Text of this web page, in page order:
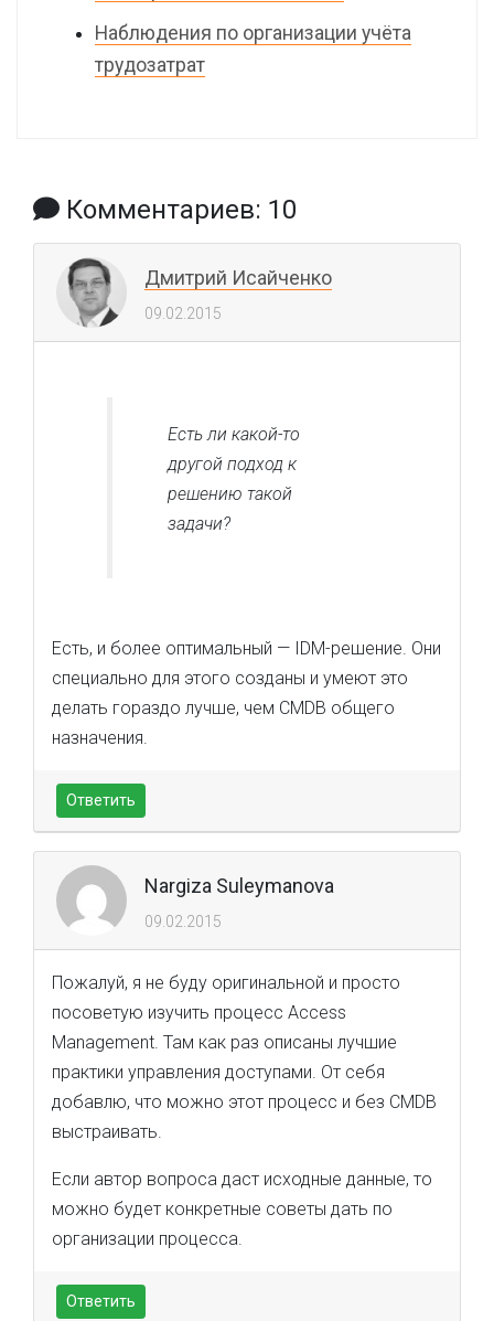
Наблюдения по организации учёта
трудозатрат
Комментариев: 10
Дмитрий Исайченко
09.02.2015
Есть ли какой-то
другой подход к
решению такой
задачи?
Есть, и более оптимальный — IDM-решение. Они
специально для этого созданы и умеют это
делать гораздо лучше, чем CMDB общего
назначения.
Ответить
Nargiza Suleymanova
09.02.2015
Пожалуй, я не буду оригинальной и просто
посоветую изучить процесс Access
Management. Там как раз описаны лучшие
практики управления доступами. От себя
добавлю, что можно этот процесс и без CMDB
выстраивать.
Если автор вопроса даст исходные данные, то
можно будет конкретные советы дать по
организации процесса.
Ответить